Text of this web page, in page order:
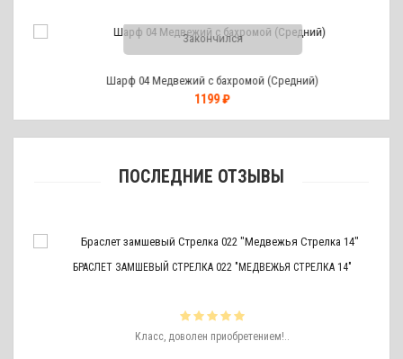
Закончился
Шарф 04 Медвежий с бахромой (Средний)
1199 ₽
ПОСЛЕДНИЕ ОТЗЫВЫ
БРАСЛЕТ ЗАМШЕВЫЙ СТРЕЛКА 022 "МЕДВЕЖЬЯ СТРЕЛКА 14"
Класс, доволен приобретением!..